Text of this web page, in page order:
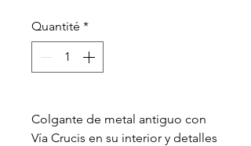
Quantité *
Colgante de metal antiguo con
Vía Crucis en su interior y detalles